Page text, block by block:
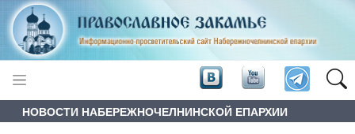
НОВОСТИ НАБЕРЕЖНОЧЕЛНИНСКОЙ ЕПАРХИИ